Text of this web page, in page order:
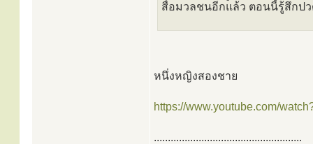
สื่อมวลชนอีกแล้ว ตอนนี้รู้สึกป
หนึ่งหญิงสองชาย
https://www.youtube.com/
.....................................................